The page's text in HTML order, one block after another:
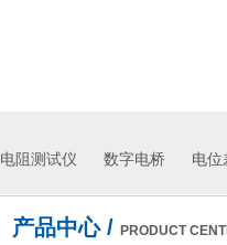
电阻测试仪 数字电桥 电位
产品中心/ PRODUCT